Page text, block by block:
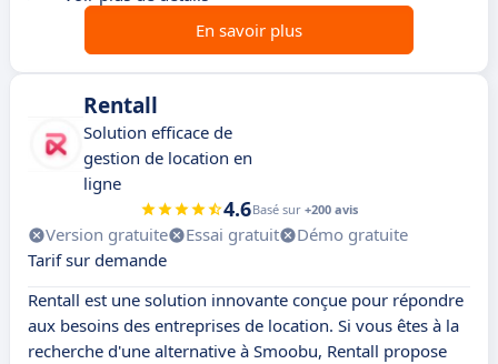
En savoir plus
Rentall
Solution efficace de
gestion de location en
ligne
4.6Basé sur +200 avis
Version gratuite Essai gratuit
Démo gratuite
Tarif sur demande
Rentall est une solution innovante conçue pour répondre
aux besoins des entreprises de location. Si vous êtes à la
recherche d'une alternative à Smoobu, Rentall propose